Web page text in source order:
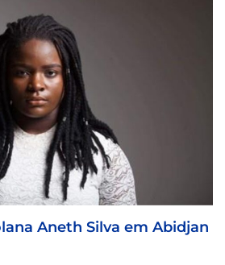
Visa For Music 2026